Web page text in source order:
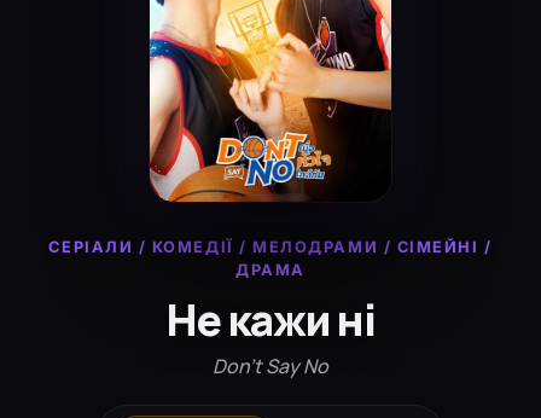
СЕРІАЛИ / КОМЕДІЇ /МЕЛОДРАМИ / СІМЕЙНІ /
ДРАМА
Не кажи ні
Don't Say No